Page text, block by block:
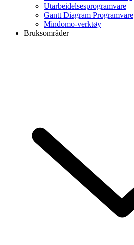
Utarbeidelsesprogramvare
Gantt Diagram Programvare
Mindomo-verktøy
Bruksområder